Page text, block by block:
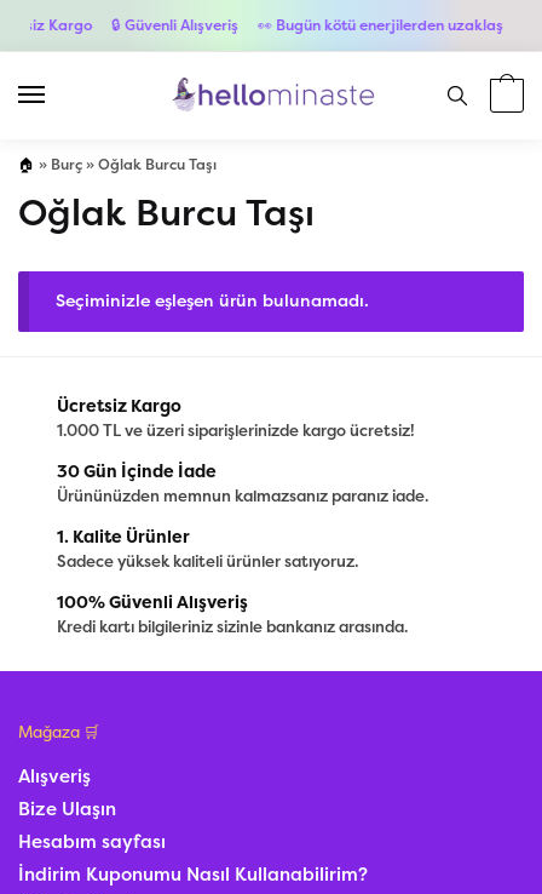
Kargo 🔒 Güvenli Alışveriş 👀 Bugün kötü enerjilerden uzaklaş
🏠 » Burç » Oğlak Burcu Taşı
Oğlak Burcu Taşı
Seçiminizle eşleşen ürün bulunamadı.
Ücretsiz Kargo
1.000 TL ve üzeri siparişlerinizde kargo ücretsiz!
30 Gün İçinde İade
Ürününüzden memnun kalmazsanız paranız iade.
1. Kalite Ürünler
Sadece yüksek kaliteli ürünler satıyoruz.
100% Güvenli Alışveriş
Kredi kartı bilgileriniz sizinle bankanız arasında.
Mağaza 🛒
Alışveriş
Bize Ulaşın
Hesabım sayfası
İndirim Kuponumu Nasıl Kullanabilirim?